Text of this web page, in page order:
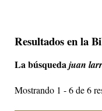
Resultados en la
La búsquedajuan
Mostrando 1 - 6 de 6